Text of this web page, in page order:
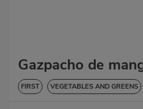
Gazpacho de
FIRST VEGETABLES AND GREENS